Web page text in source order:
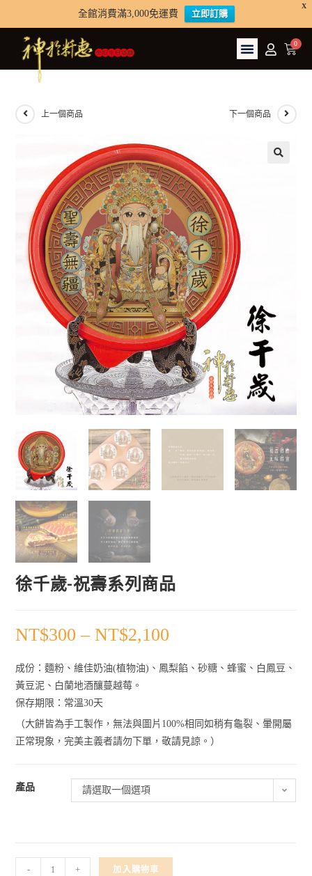
X
全館消費滿3,000免運費 立即訂購
上一個商品 下一個商品
徐千歲-祝壽系列商品
NT$300 –NT$2,100
成份：麵粉、維佳奶油(植物油)、鳳梨餡、砂糖、蜂蜜、白鳳豆、
黃豆泥、白蘭地酒釀蔓越莓。
保存期限：常溫30天
（大餅皆為手工製作，無法與圖片100%相同如稍有龜裂、暈開屬
正常現象，完美主義者請勿下單，敬請見諒。）
產品 請選取一個選項
- + 加入購物車